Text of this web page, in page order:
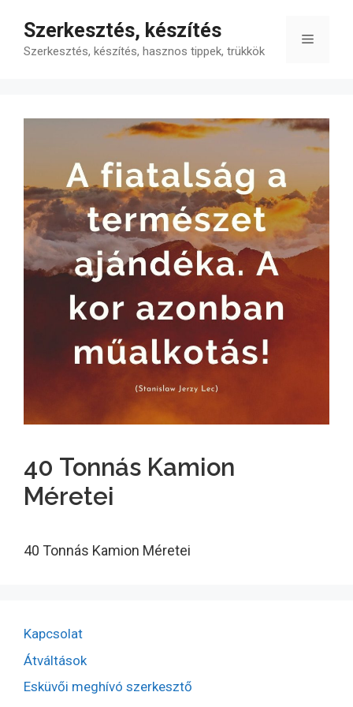
tartalomba
Szerkesztés, készítés
Szerkesztés, készítés, hasznos tippek, trükkök
Menü
40 Tonnás Kamion
Méretei
40 Tonnás Kamion Méretei
Kapcsolat
Átváltások
Esküvői meghívó szerkesztő